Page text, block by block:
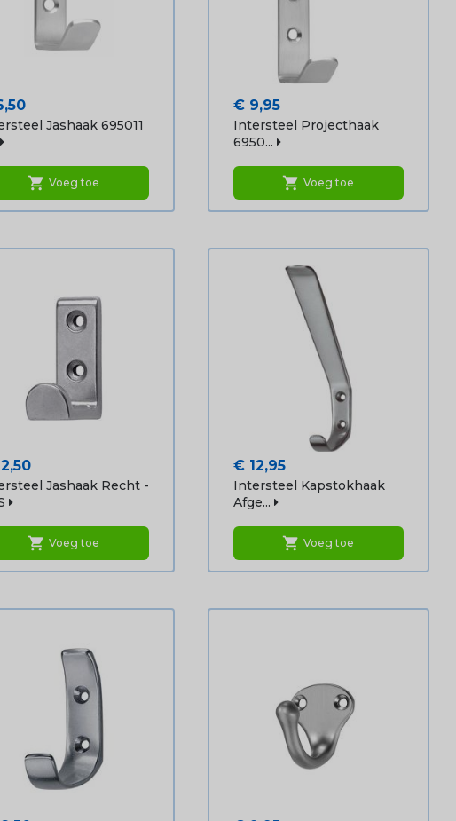
Jashaak 695011
shopping_cart Voeg toe
Prijs
€ 9,95
Intersteel Projecthaak
6950...
shopping_cart Voeg toe
Jashaak Recht -
shopping_cart Voeg toe
Prijs
€ 12,95
Intersteel Kapstokhaak
Afge...
shopping_cart Voeg toe